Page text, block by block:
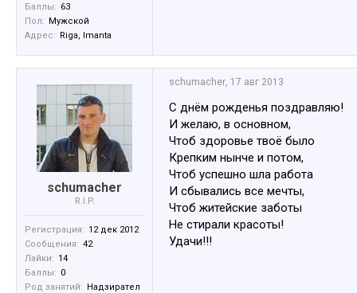
Баллы: 63
Пол: Мужской
Адрес: Riga, Imanta
schumacher
R.I.P.
Регистрация: 12 дек 2012
Сообщения: 42
Лайки: 14
Баллы: 0
Род занятий: Надзирател
schumacher, 17 авг 2013
С днём рожденья поздравляю!
И желаю, в основном,
Чтоб здоровье твоё было
Крепким нынче и потом,
Чтоб успешно шла работа
И сбывались все мечты,
Чтоб житейские заботы
Hе стирали красоты!
Удачи!!!